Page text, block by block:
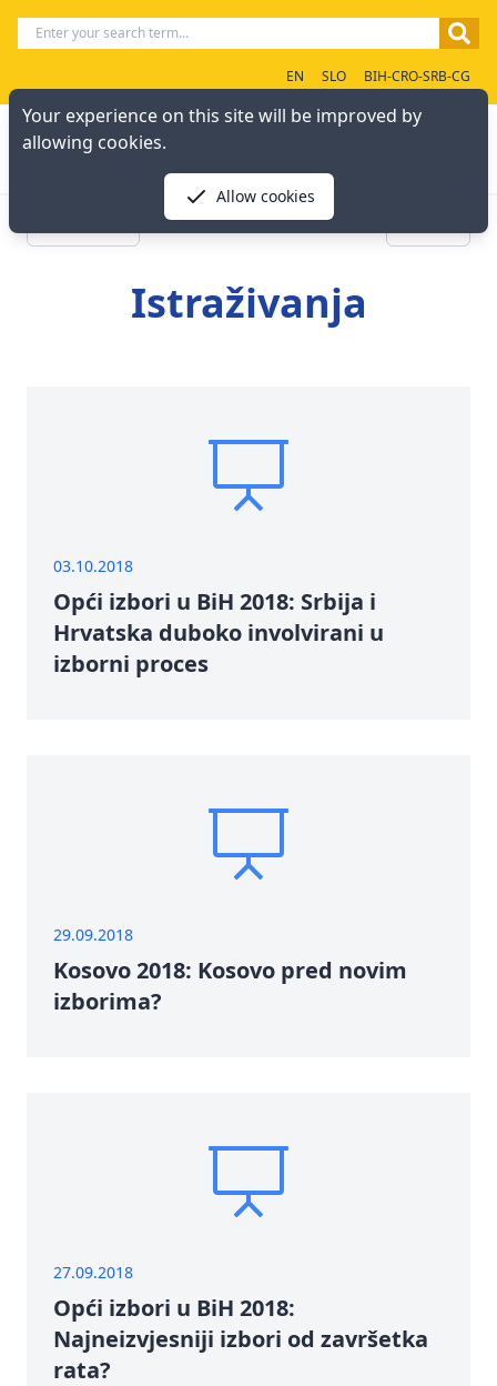
EN SLO BIH-CRO-SRB-CG
Istraživanja
03.10.2018
Opći izbori u BiH 2018: Srbija i
Hrvatska duboko involvirani u
izborni proces
29.09.2018
Kosovo 2018: Kosovo pred novim
izborima?
27.09.2018
Opći izbori u BiH 2018:
Najneizvjesniji izbori od završetka
rata?
Your experience on this site will be improved by
allowing cookies.
Allow cookies